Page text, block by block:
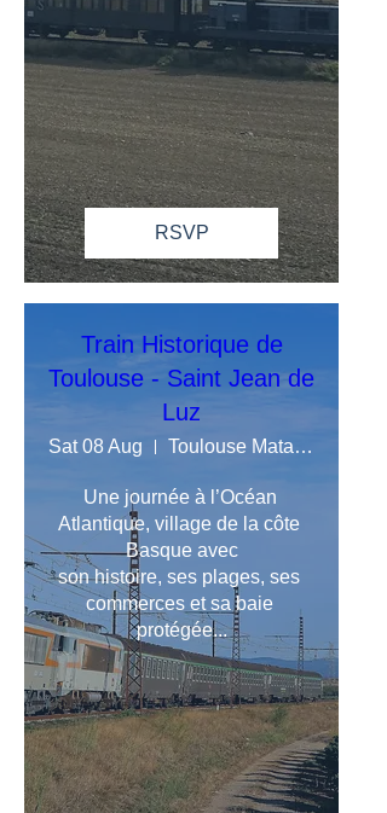
RSVP
Train Historique de
Toulouse - Saint Jean de
Luz
Sat 08 Aug Toulouse Matabiau
Une journée à l’Océan
Atlantique, village de la côte
Basque avec
son histoire, ses plages, ses
commerces et sa baie
protégée...